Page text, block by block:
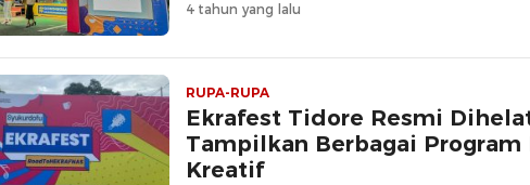
4 tahun yang lalu
RUPA-RUPA
Ekrafest Tidore Resmi
Tampilkan Berbagai Program
Kreatif